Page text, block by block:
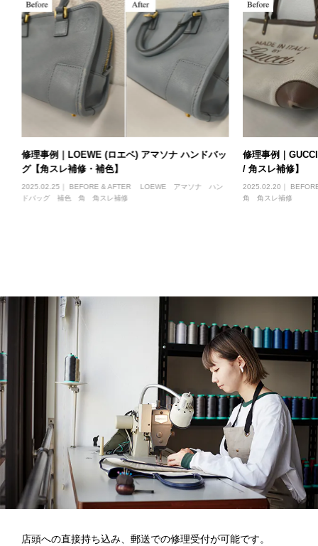
修理事例｜LOEWE (ロエベ) アマソナ ハンドバッ
グ【角スレ補修・補色】
2025.02.25｜ BEFORE & AFTER LOEWE アマソナ
ハン
ドバッグ
補色 角 角スレ補修
修理事例｜
/ 角スレ補修】
2025.02.20｜
角
角スレ補修
店頭への直接持ち込み、郵送での修理受付が可能です。